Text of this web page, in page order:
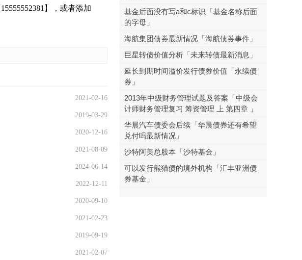
15555552381 】，或者添加
2021-02-16
2019-03-29
2020-12-16
2021-08-09
2024-06-14
2022-12-11
2020-09-10
2021-02-23
2019-09-19
2021-02-07
基金后面没有写a和c标识「基金名称后面
的字母」
海航集团债券最新情况「海航债券事件」
巨星转债价值分析「未来转债最新消息」
延长到期时间溢价发行债券价值「永续债
券」
2013年中级财务管理试题及答案「中级会
计师财务管理复习 筹资管理 上 第四章 」
华晨汽车债委会后续「华晨债券还有希望
兑付吗最新情况」
沙特阿美总股本「沙特基金」
可以发行熊猫债的境外机构「汇丰亚洲债
券基金」